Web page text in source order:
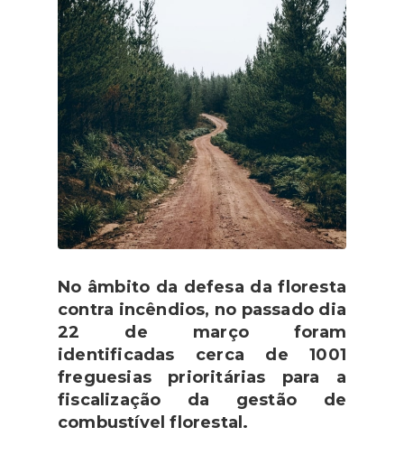
No âmbito da defesa da floresta
contra incêndios, no passado dia
22 de março foram
identificadas cerca de 1001
freguesias prioritárias para a
fiscalização da gestão de
combustível florestal.